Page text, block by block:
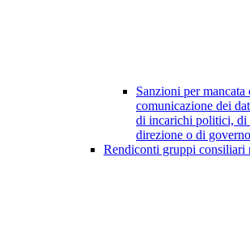
Sanzioni per mancata
comunicazione dei
di incarichi politici, di
direzione o di governo
Rendiconti gruppi consiliari